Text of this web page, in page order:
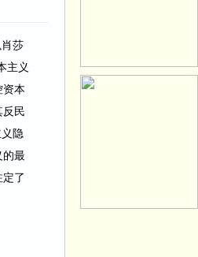
莎
主义
资本
反民
隐
的最
了